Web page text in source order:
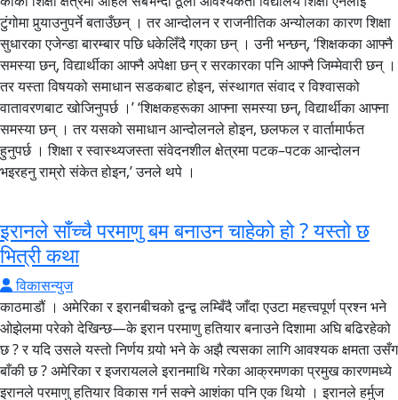
इरानले साँच्चै परमाणु बम बनाउन चाहेको हो ? यस्तो छ
भित्री कथा
विकासन्युज
काठमाडौं । अमेरिका र इरानबीचको द्वन्द्व लम्बिँदै जाँदा एउटा महत्त्वपूर्ण प्रश्न भने
ओझेलमा परेको देखिन्छ—के इरान परमाणु हतियार बनाउने दिशामा अघि बढिरहेको
छ ? र यदि उसले यस्तो निर्णय गर्‍यो भने के अझै त्यसका लागि आवश्यक क्षमता उसँग
बाँकी छ ? अमेरिका र इजरायलले इरानमाथि गरेका आक्रमणका प्रमुख कारणमध्ये
इरानले परमाणु हतियार विकास गर्न सक्ने आशंका पनि एक थियो । इरानले हर्मुज